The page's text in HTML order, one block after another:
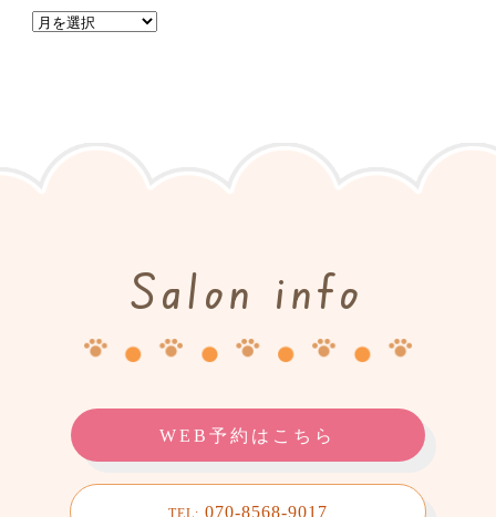
Salon info
WEB予約はこちら
TEL: 070-8568-9017